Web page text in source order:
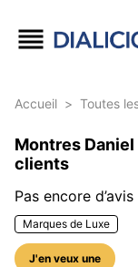
Accueil > Toutes
Montres
clients
Pas encore d’avis
Marques de Luxe
J'en veux une